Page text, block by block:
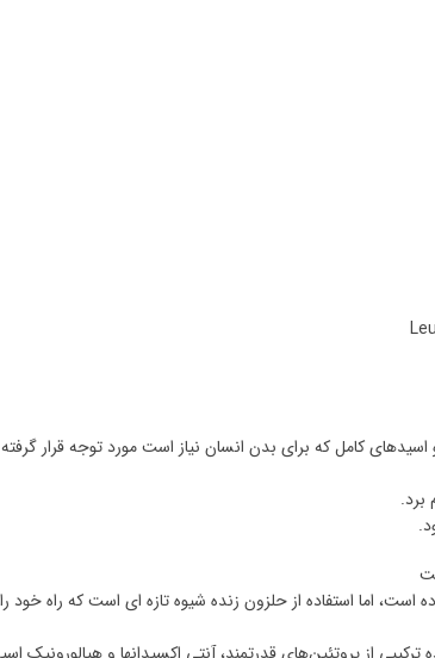
کامل که برای بدن انسان نیاز است مورد توجه قرار گرفته
برد.
اما استفاده از حلزون زنده شیوه تازه ای است که راه خود